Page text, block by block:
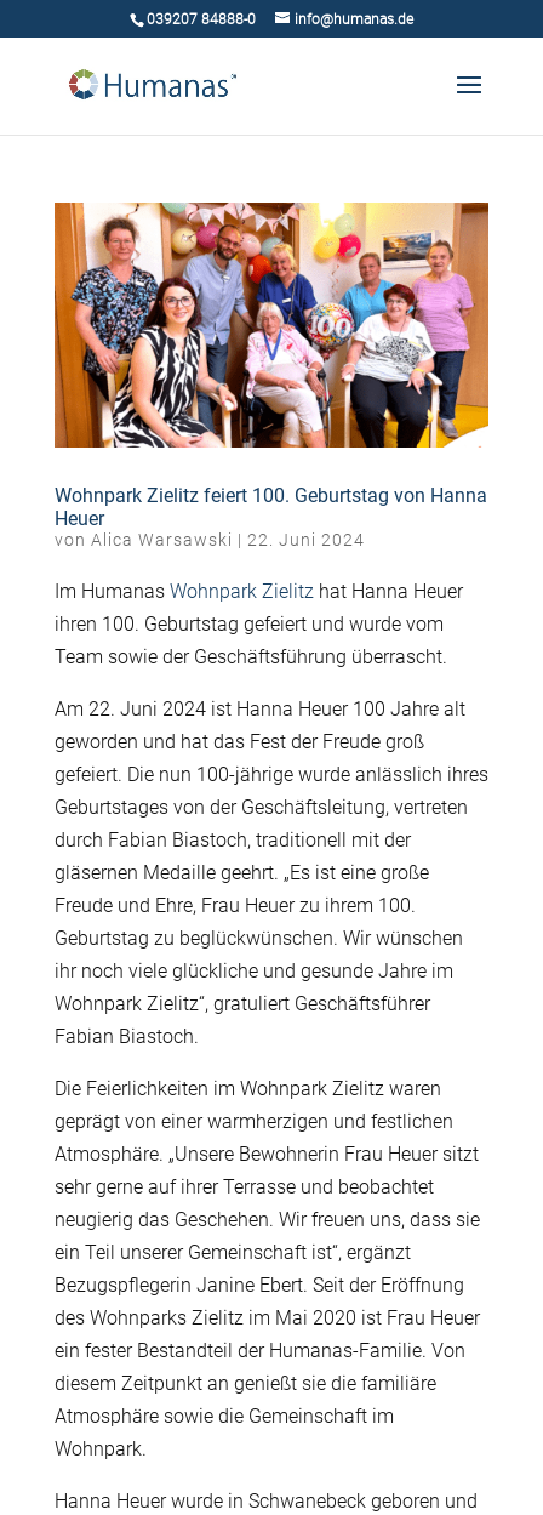
039207 84888-0 info@humanas.de
Wohnpark Zielitz feiert 100. Geburtstag von Hanna
Heuer
von Alica Warsawski | 22. Juni 2024
Im Humanas Wohnpark Zielitzhat Hanna Heuer
ihren 100. Geburtstag gefeiert und wurde vom
Team sowie der Geschäftsführung überrascht.
Am 22. Juni 2024 ist Hanna Heuer 100 Jahre alt
geworden und hat das Fest der Freude groß
gefeiert. Die nun 100-jährige wurde anlässlich ihres
Geburtstages von der Geschäftsleitung, vertreten
durch Fabian Biastoch, traditionell mit der
gläsernen Medaille geehrt. „Es ist eine große
Freude und Ehre, Frau Heuer zu ihrem 100.
Geburtstag zu beglückwünschen. Wir wünschen
ihr noch viele glückliche und gesunde Jahre im
Wohnpark Zielitz“, gratuliert Geschäftsführer
Fabian Biastoch.
Die Feierlichkeiten im Wohnpark Zielitz waren
geprägt von einer warmherzigen und festlichen
Atmosphäre. „Unsere Bewohnerin Frau Heuer sitzt
sehr gerne auf ihrer Terrasse und beobachtet
neugierig das Geschehen. Wir freuen uns, dass sie
ein Teil unserer Gemeinschaft ist“, ergänzt
Bezugspflegerin Janine Ebert. Seit der Eröffnung
des Wohnparks Zielitz im Mai 2020 ist Frau Heuer
ein fester Bestandteil der Humanas-Familie. Von
diesem Zeitpunkt an genießt sie die familiäre
Atmosphäre sowie die Gemeinschaft im
Wohnpark.
Hanna Heuer wurde in Schwanebeck geboren und